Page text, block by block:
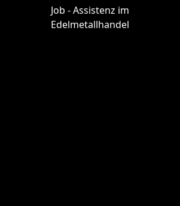
Job - Assistenz im
Edelmetallhandel